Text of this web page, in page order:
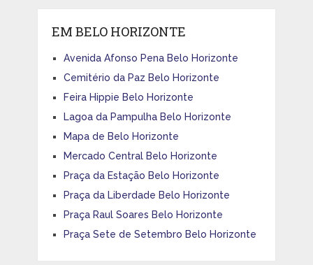
EM BELO HORIZONTE
Avenida Afonso Pena Belo Horizonte
Cemitério da Paz Belo Horizonte
Feira Hippie Belo Horizonte
Lagoa da Pampulha Belo Horizonte
Mapa de Belo Horizonte
Mercado Central Belo Horizonte
Praça da Estação Belo Horizonte
Praça da Liberdade Belo Horizonte
Praça Raul Soares Belo Horizonte
Praça Sete de Setembro Belo Horizonte